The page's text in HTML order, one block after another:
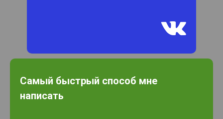

Самый быстрый способ мне
написать